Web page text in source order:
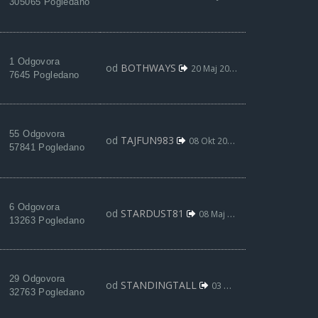
1 Odgovora
7645 Pogledano
od BOTHWAYS 20 Maj 2021, 19:05
55 Odgovora
57841 Pogledano
od TAJFUN983 08 Okt 2020, 14:14
6 Odgovora
13263 Pogledano
od STARDUST81 08 Maj 2020, 22:41
29 Odgovora
32763 Pogledano
od STANDINGTALL 03 Maj 2020, 10:28